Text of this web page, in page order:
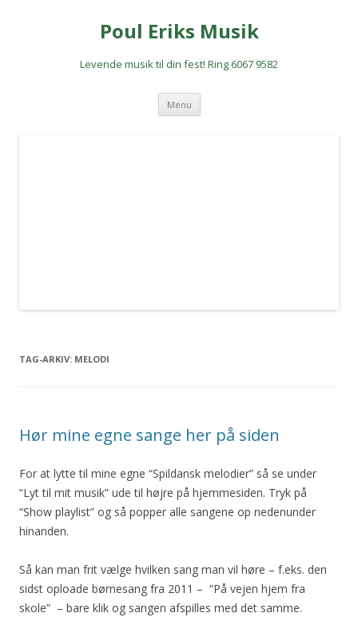
Poul Eriks Musik
Levende musik til din fest! Ring 6067 9582
Menu Hop
indhold
TAG-ARKIV: MELODI
Hør mine egne sange her på siden
For at lytte til mine egne “Spildansk melodier” så se under
“Lyt til mit musik” ude til højre på hjemmesiden. Tryk på
“Show playlist” og så popper alle sangene op nedenunder
hinanden.
Så kan man frit vælge hvilken sang man vil høre – f.eks. den
sidst oploade børnesang fra 2011 – “På vejen hjem fra
skole” – bare klik og sangen afspilles med det samme.